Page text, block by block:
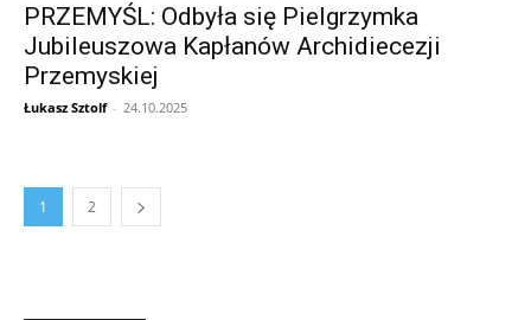
PRZEMYŚL: Odbyła się Pielgrzymka
Jubileuszowa Kapłanów Archidiecezji
Przemyskiej
Łukasz Sztolf - 24.10.2025
1 2